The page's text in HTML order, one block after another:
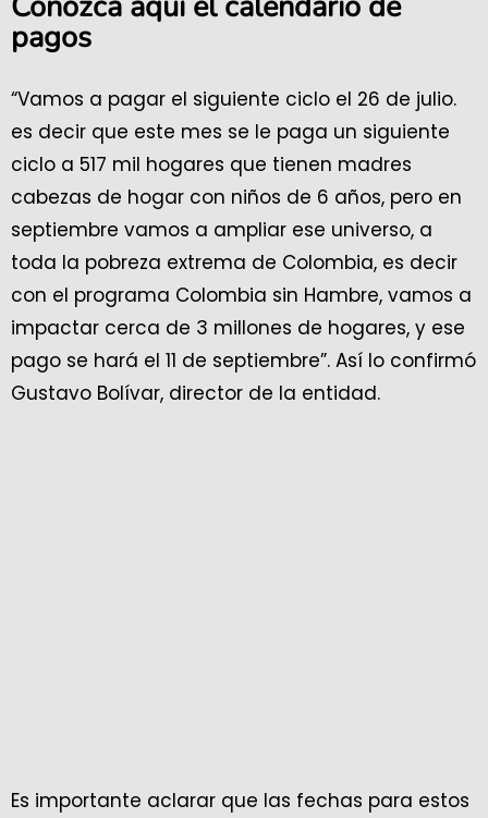
pagos
“Vamos a pagar el siguiente ciclo el 26 de julio.
es decir que este mes se le paga un siguiente
ciclo a 517 mil hogares que tienen madres
cabezas de hogar con niños de 6 años, pero en
septiembre vamos a ampliar ese universo, a
toda la pobreza extrema de Colombia, es decir
con el programa Colombia sin Hambre, vamos a
impactar cerca de 3 millones de hogares, y ese
pago se hará el 11 de septiembre”. Así lo confirmó
Gustavo Bolívar, director de la entidad.
Es importante aclarar que las fechas para estos